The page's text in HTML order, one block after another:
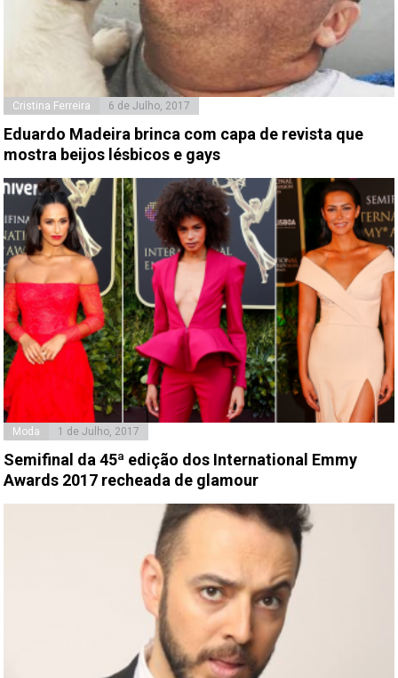
Cristina Ferreira 6 de Julho, 2017
Eduardo Madeira brinca com capa de revista que
mostra beijos lésbicos e gays
Moda 1 de Julho, 2017
Semifinal da 45ª edição dos International Emmy
Awards 2017 recheada de glamour